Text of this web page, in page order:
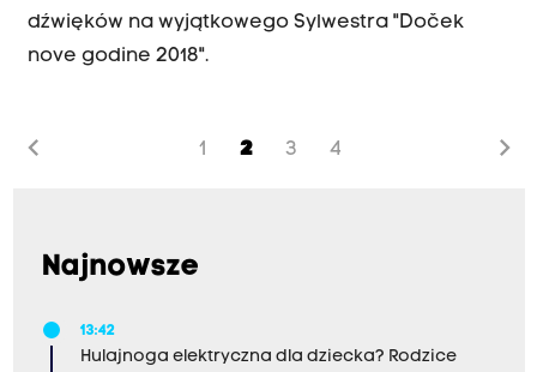
dźwięków na wyjątkowego Sylwestra "Doček
nove godine 2018".
chevron_left 1 2 3 4 chevron_right
Najnowsze
13:42
Hulajnoga elektryczna dla dziecka? Rodzice